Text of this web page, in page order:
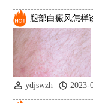
腿部白癜风怎样
ydjswzh 2023-